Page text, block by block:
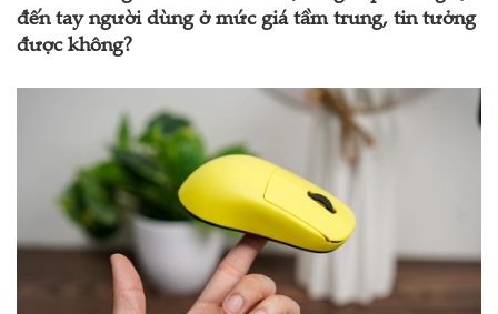
đến tay người dùng ở mức giá tầm trung, tin tưởng
được không?